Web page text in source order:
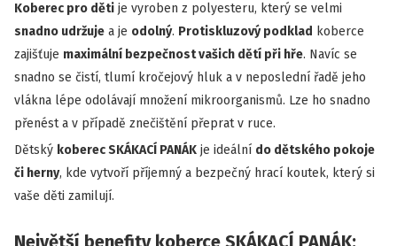
Koberec pro děti je vyroben z polyesteru, který se velmi
snadno udržuje a je odolný. Protiskluzový podklad koberce
zajišťuje maximální bezpečnost vašich dětí při hře. Navíc se
snadno se čistí, tlumí kročejový hluk a v neposlední řadě jeho
vlákna lépe odolávají množení mikroorganismů. Lze ho snadno
přenést a v případě znečištění přeprat v ruce.
Dětský koberec SKÁKACÍ PANÁK je ideální do dětského pokoje
či herny, kde vytvoří příjemný a bezpečný hrací koutek, který si
vaše děti zamilují.
Největší benefity koberce SKÁKACÍ PANÁK: